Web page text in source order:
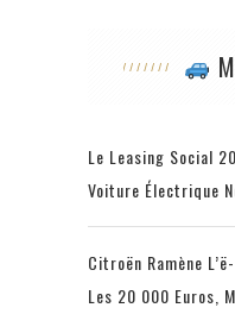
Le Leasing Social
Voiture Électrique
Citroën Ramène
Les 20 000 Euros,